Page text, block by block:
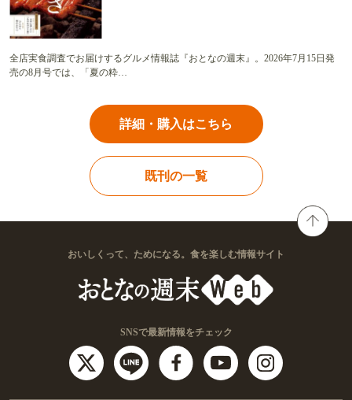
全店実食調査でお届けするグルメ情報誌『おとなの週末』。2026年7月15日発
売の8月号では、「夏の粋…
詳細・購入はこちら
既刊の一覧
おいしくって、ためになる。食を楽しむ情報サイト
SNSで最新情報をチェック